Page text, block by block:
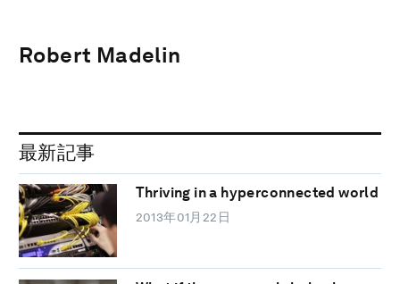
Robert Madelin
最新記事
Thriving in a hyperconnected world
2013年01月22日